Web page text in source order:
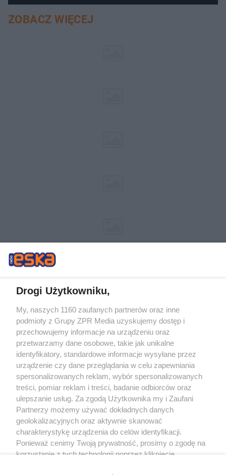
ZOBACZ WIĘCEJ
Żaden utwór zamieszczony w serwisie nie może być powielany i
rozpowszechniany lub dalej rozpowszechniany w jakikolwiek sposób (w
tym także elektroniczny lub mechaniczny) na jakimkolwiek polu
eksploatacji w jakiejkolwiek formie, włącznie z umieszczaniem w Internecie
bez pisemnej zgody właściciela praw. Jakiekolwiek użycie lub
wykorzystanie utworów w całości lub w części z naruszeniem prawa, tzn.
bez właściwej zgody, jest zabronione pod groźbą kary i może być ścigane
prawnie.
O nas
Drogi Użytkowniku,
My, naszych 1160 zaufanych partnerów oraz inne
podmioty z Grupy ZPR Media uzyskujemy dostęp i
przechowujemy informacje na urządzeniu oraz
przetwarzamy dane osobowe, takie jak unikalne
identyfikatory, standardowe informacje wysyłane przez
urządzenie czy dane przeglądania w celu zapewniania
spersonalizowanych reklam, wybór spersonalizowanych
treści, pomiar reklam i treści, badanie odbiorców oraz
ulepszanie usług. Za zgodą Użytkownika my i Zaufani
Partnerzy możemy używać dokładnych danych
geolokalizacyjnych oraz aktywnie skanować
charakterystykę urządzenia do celów identyfikacji.
Ponieważ cenimy Twoją prywatność, prosimy o zgodę na
korzystanie z tych technologii poprzez kliknięcie